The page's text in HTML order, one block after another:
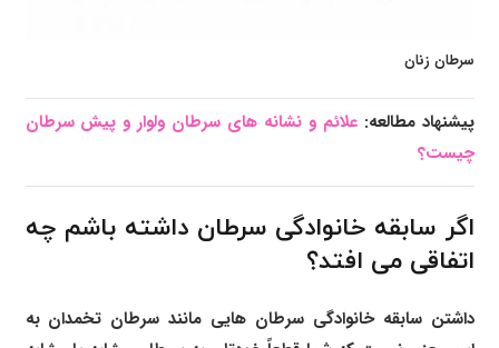
سرطان زنان
پیشنهاد مطالعه:علائم و نشانه های سرطان ولوار و پیش سرطان
چیست؟
اگر سابقه خانوادگی سرطان داشته باشم چه
اتفاقی می افتد؟
داشتن سابقه خانوادگی سرطان هایی مانند سرطان تخمدان به